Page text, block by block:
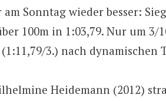
Sonntag wieder besser:
100m in 1:03,79. Nur um 3/
3.) nach dynamischen
Heidemann (2012)